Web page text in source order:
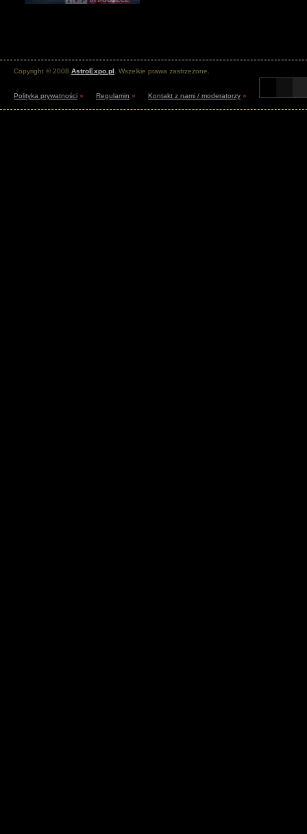
Copyright © 2008 AstroExpo.pl . Wszelkie prawa zastrzeżone.
Polityka prywatności » Regulamin » Kontakt z nami / moderatorzy »